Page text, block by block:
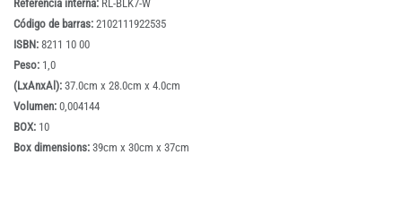
Referencia interna: RL-BLK7-W
Código de barras: 2102111922535
ISBN: 8211 10 00
Peso: 1,0
(LxAnxAl): 37.0cm x 28.0cm x 4.0cm
Volumen: 0,004144
BOX: 10
Box dimensions: 39cm x 30cm x 37cm